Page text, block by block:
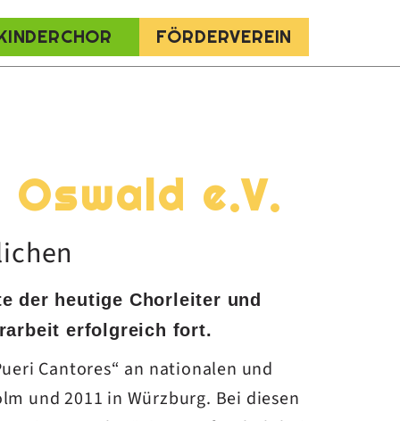
FÖRDERVEREIN
e.V.
der heutige Chorleiter und
erfolgreich fort.
Cantores“ an nationalen und
und 2011 in Würzburg. Bei diesen